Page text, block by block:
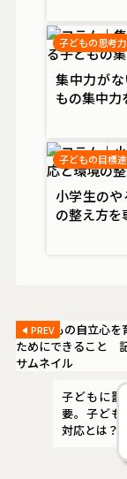
子どもの思考力
集中力が
もの集中力
子どもの目標
小学生の
の整え方を
PREV
子どもに
要。子ど
対応とは？